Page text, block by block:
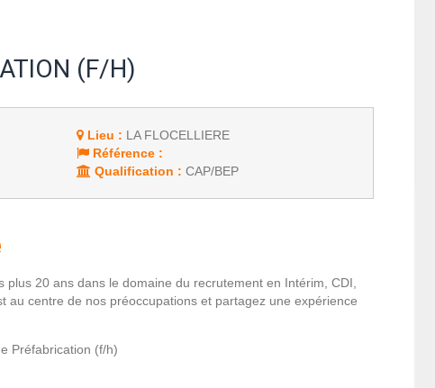
(F/H)
Lieu : LA FLOCELLIERE
Référence :
Qualification : CAP/BEP
20 ans dans le domaine du recrutement en Intérim, CDI,
au centre de nos préoccupations et partagez une expérience
Préfabrication (f/h)